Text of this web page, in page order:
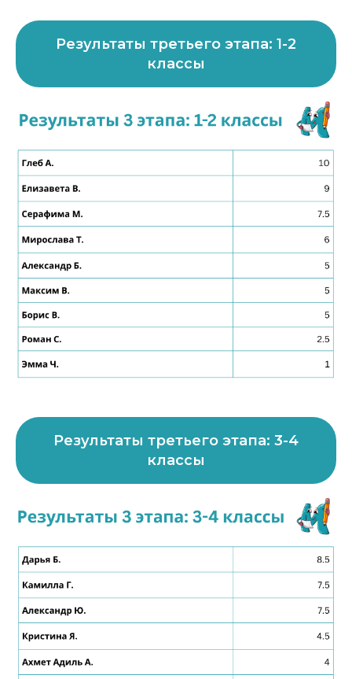
Результаты третьего этапа: 1-2
классы
Результаты третьего этапа: 3-4
классы